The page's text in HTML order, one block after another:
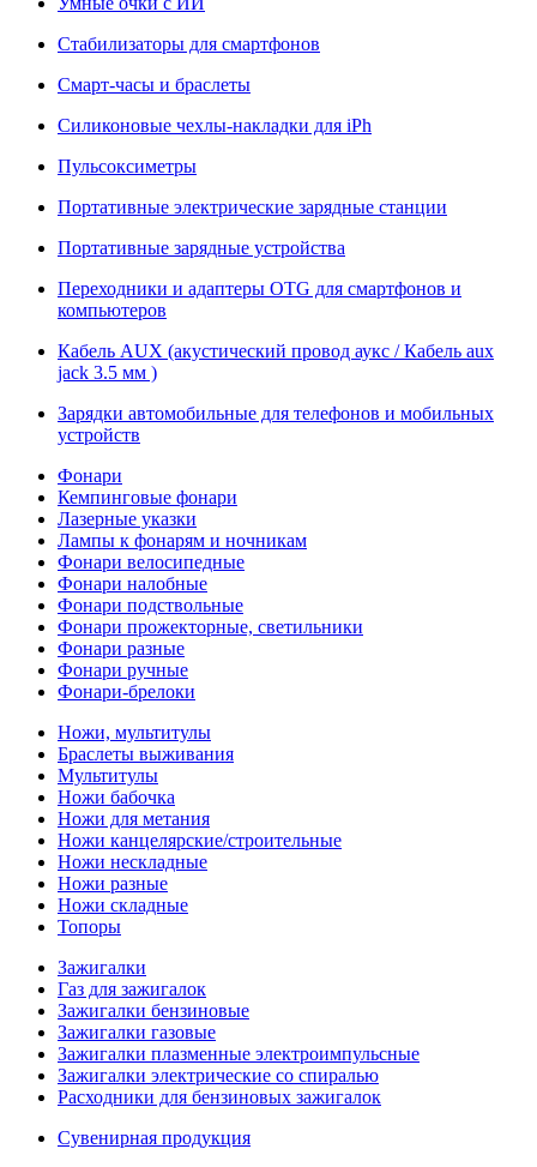
Стабилизаторы для смартфонов
Смарт-часы и браслеты
Силиконовые чехлы-накладки для iPh
Пульсоксиметры
Портативные электрические зарядные станции
Портативные зарядные устройства
Переходники и адаптеры OTG для смартфонов и
компьютеров
Кабель AUX (акустический провод аукс / Кабель aux
jack 3.5 мм )
Зарядки автомобильные для телефонов и мобильных
устройств
Фонари
Кемпинговые фонари
Лазерные указки
Лампы к фонарям и ночникам
Фонари велосипедные
Фонари налобные
Фонари подствольные
Фонари прожекторные, светильники
Фонари разные
Фонари ручные
Фонари-брелоки
Ножи, мультитулы
Браслеты выживания
Мультитулы
Ножи бабочка
Ножи для метания
Ножи канцелярские/строительные
Ножи нескладные
Ножи разные
Ножи складные
Топоры
Зажигалки
Газ для зажигалок
Зажигалки бензиновые
Зажигалки газовые
Зажигалки плазменные электроимпульсные
Зажигалки электрические со спиралью
Расходники для бензиновых зажигалок
Сувенирная продукция